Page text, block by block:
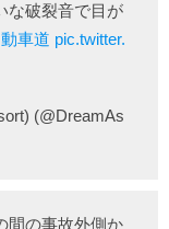
な破裂音で目が
車道 pic.twitter.
(@DreamAs
間の事故外側か